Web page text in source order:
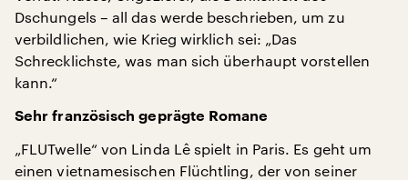
Dschungels – all das werde beschrieben, um zu
verbildlichen, wie Krieg wirklich sei: „Das
Schrecklichste, was man sich überhaupt vorstellen
kann.“
Sehr französisch geprägte Romane
„FLUTwelle“ von Linda Lê spielt in Paris. Es geht um
einen vietnamesischen Flüchtling, der von seiner